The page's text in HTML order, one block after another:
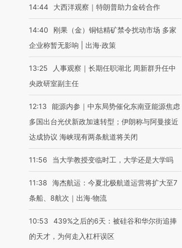
14:44 大西洋观察｜特朗普助力金砖合作
14:40
刚果（金）铜钴精矿禁令扰动市场 多家
企业称暂无影响 | 出海·政策
13:25
人事观察｜长期任职湖北 周新群升任中
央政研室副主任
12:13
能源内参｜中东局势催化东南亚能源焦虑
多国出台光伏新政加速转型；伊朗称与阿曼接近
达成协议 海峡现有两条航道将关闭
11:56 当大学教授变临时工，大学还是大学吗
11:38
海杰航运：今夏北极航道运营将扩大至7
条船、8航次｜出海·物流
10:53
439%之后的6天：被硅谷和华尔街追捧
的天才，为何走入杠杆误区